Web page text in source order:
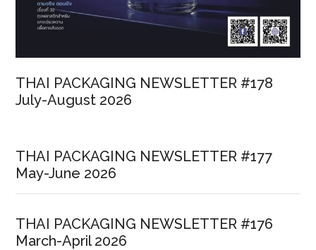
THAI PACKAGING NEWSLETTER #178
July-August 2026
THAI PACKAGING NEWSLETTER #177
May-June 2026
THAI PACKAGING NEWSLETTER #176
March-April 2026